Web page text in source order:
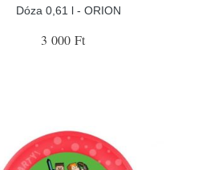
Dóza 0,61 l - ORION
3 000 Ft